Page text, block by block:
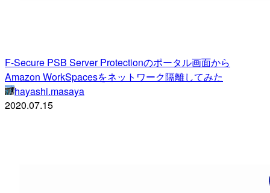
F-Secure PSB Server Protectionのポータル画面から
Amazon WorkSpacesをネットワーク隔離してみた
hayashi.masaya
2020.07.15